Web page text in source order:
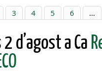
3 4 5 6 …
2 d’agost a Ca